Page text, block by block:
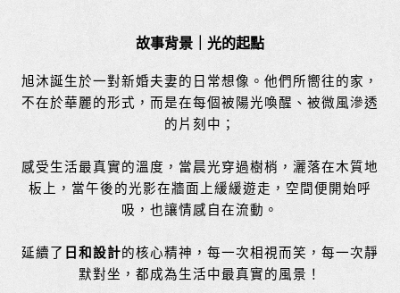
故事背景｜ 光的起點
旭沐誕生於一對新婚夫妻的日常想像。他們所嚮往的家，
不在於華麗的形式，而是在每個被陽光喚醒、被微風滲透
的片刻中；
感受生活最真實的溫度，當晨光穿過樹梢，灑落在木質地
板上，當午後的光影在牆面上緩緩遊走，空間便開始呼
吸，也讓情感自在流動。
延續了 日和設計的核心精神，每一次相視而笑，每一次靜
默對坐，都成為生活中最真實的風景！